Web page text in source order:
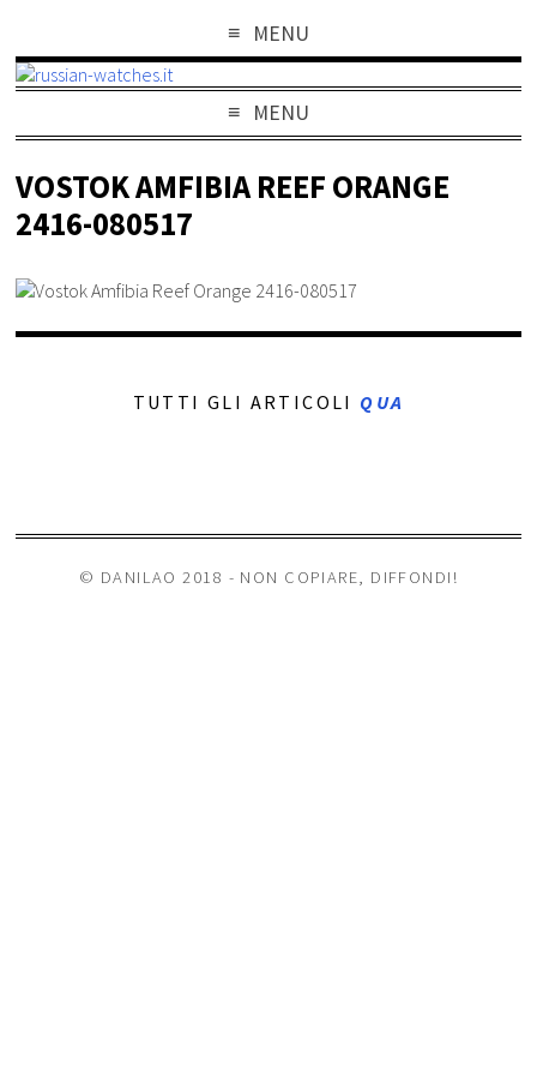
MENU
MENU
VOSTOK AMFIBIA REEF ORANGE
2416-080517
TUTTI GLI ARTICOLI QUA
© DANILAO 2018 - NON COPIARE, DIFFONDI!